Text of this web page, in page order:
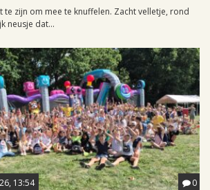
te zijn om mee te knuffelen. Zacht velletje, rond
neusje dat...
13:54 0